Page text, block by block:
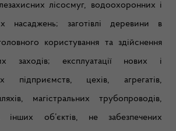
лісосмуг, водоохоронних і
насаджень; заготівлі деревини в
користування та здійснення
заходів; експлуатації нових і
підприємств, цехів, агрегатів,
магістральних трубопроводів,
інших об’єктів, не забезпечених